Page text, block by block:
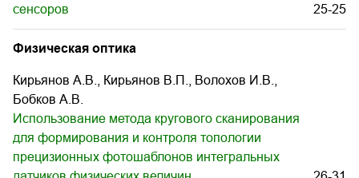
сенсоров
25-25
Физическая оптика
Кирьянов А.В., Кирьянов В.П., Волохов И.В.,
Бобков А.В.
Использование метода кругового сканирования
для формирования и контроля топологии
прецизионных фотошаблонов интегральных